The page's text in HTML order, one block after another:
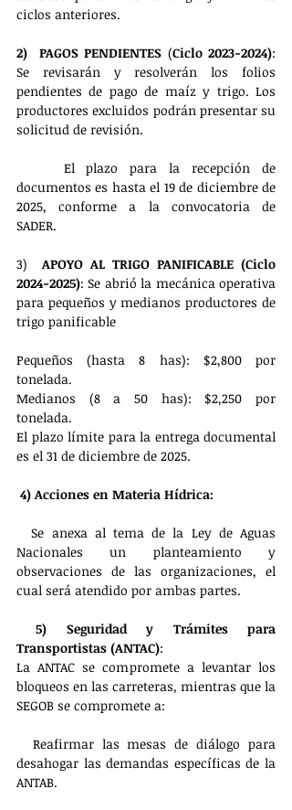
ciclos anteriores.
2) PAGOS PENDIENTES (Ciclo 2023-2024):
Se revisarán y resolverán los folios
pendientes de pago de maíz y trigo. Los
productores excluidos podrán presentar su
solicitud de revisión.
El plazo para la recepción de
documentos es hasta el 19 de diciembre de
2025, conforme a la convocatoria de
SADER.
3) APOYO AL TRIGO PANIFICABLE (Ciclo
2024-2025): Se abrió la mecánica operativa
para pequeños y medianos productores de
trigo panificable
Pequeños (hasta 8 has): $2,800 por
tonelada.
Medianos (8 a 50 has): $2,250 por
tonelada.
El plazo límite para la entrega documental
es el 31 de diciembre de 2025.
4) Acciones en Materia Hídrica:
Se anexa al tema de la Ley de Aguas
Nacionales un planteamiento y
observaciones de las organizaciones, el
cual será atendido por ambas partes.
5) Seguridad y Trámites para
Transportistas (ANTAC):
La ANTAC se compromete a levantar los
bloqueos en las carreteras, mientras que la
SEGOB se compromete a:
Reafirmar las mesas de diálogo para
desahogar las demandas específicas de la
ANTAB.